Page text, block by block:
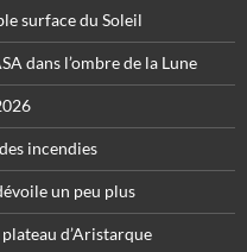
surface du Soleil
dans l’ombre de la Lune
incendies
un peu plus
d’Aristarque